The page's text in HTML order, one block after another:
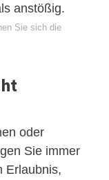
anstößig.
Sie sich die
oder
Sie immer
Erlaubnis,